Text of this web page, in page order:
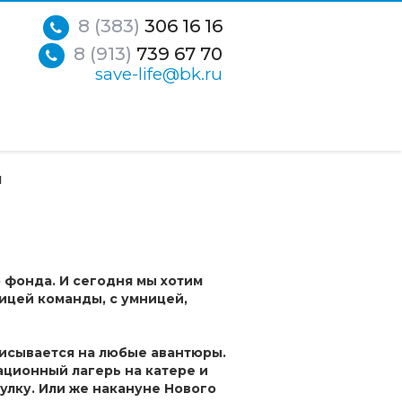
8 (383) 306 16 16
8 (913) 739 67 70
save-life@bk.ru
фонда. И сегодня мы хотим
команды, с умницей,
на любые авантюры.
лагерь на катере и
Или же накануне Нового